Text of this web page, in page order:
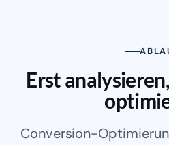
Erst
Conversion-